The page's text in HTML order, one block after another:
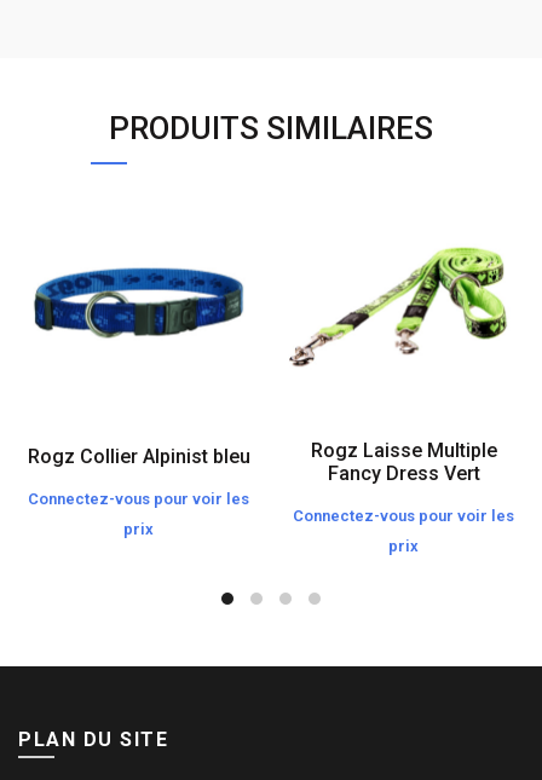
PRODUITS SIMILAIRES
Rogz Collier Alpinist bleu
Connectez-vous pour voir les
prix
Rogz Laisse Multiple
Fancy Dress Vert
Connectez-vous pour voir les
prix
PLAN DU SITE